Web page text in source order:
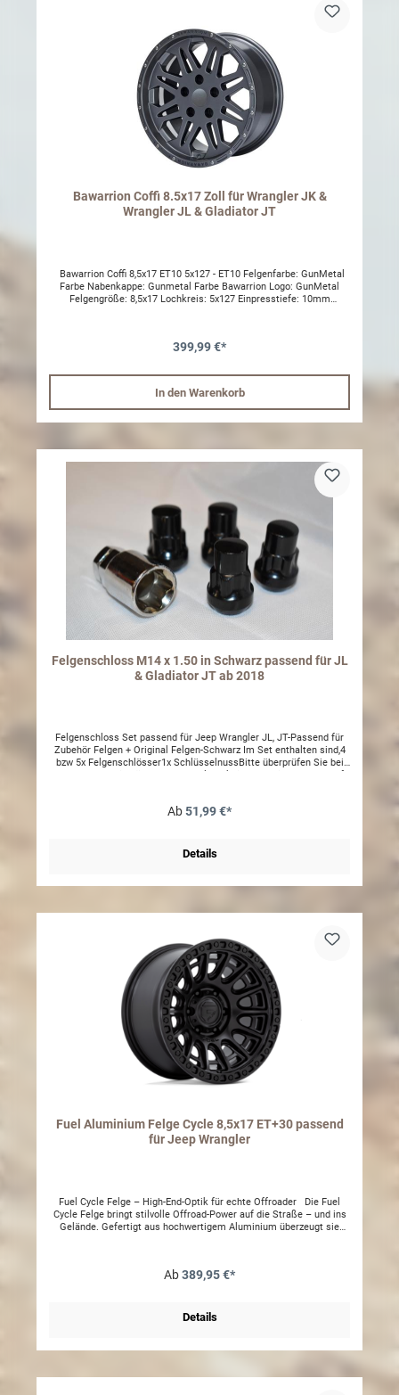
Bawarrion Coffi 8.5x17 Zoll für Wrangler JK &
Wrangler JL & Gladiator JT
Bawarrion Coffi 8,5x17 ET10 5x127 - ET10 Felgenfarbe: GunMetal
Farbe Nabenkappe: Gunmetal Farbe Bawarrion Logo: GunMetal
Felgengröße: 8,5x17 Lochkreis: 5x127 Einpresstiefe: 10mm
vermeiden und die originalen Lenkeigenschaften
R17315/70 R1733 x 12.5 R1735 x 12.5 R1737 x 12.5 R17 Hinweis:
Nicht wintertauglich (Nicht Streumittelbeständig)
399,99 €*
In den Warenkorb
Felgenschloss M14 x 1.50 in Schwarz passend für JL
& Gladiator JT ab 2018
Felgenschloss Set passend für Jeep Wrangler JL, JT-Passend für
Zubehör Felgen + Original Felgen-Schwarz Im Set enthalten sind,4
bzw 5x Felgenschlösser1x SchlüsselnussBitte überprüfen Sie bei
Ab51,99 €*
Details
Fuel Aluminium Felge Cycle 8,5x17 ET+30 passend
für Jeep Wrangler
Fuel Cycle Felge – High-End-Optik für echte Offroader Die Fuel
Cycle Felge bringt stilvolle Offroad-Power auf die Straße – und ins
Gelände. Gefertigt aus hochwertigem Aluminium überzeugt sie
Wrangler JK, JL oder Gladiator JT optisch ideal an und setzt ein
RadmutternBei Verwendung dieser Felge ist eine Tachoangleichung
Highsteer Umbaukit und Currie Längslenker hinten oben Im
jeweiligen Auflagen, eingetragen:255 / 75 R17 – (U=2482 mm)265 /
Ab389,95 €*
Details